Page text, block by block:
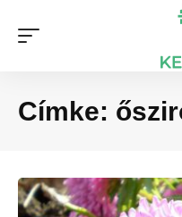
Címke: